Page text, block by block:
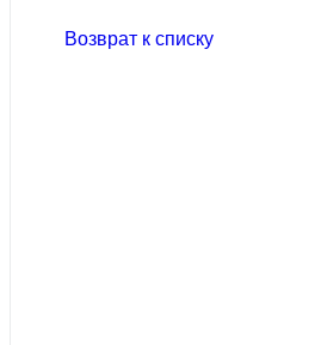
Возврат к списку